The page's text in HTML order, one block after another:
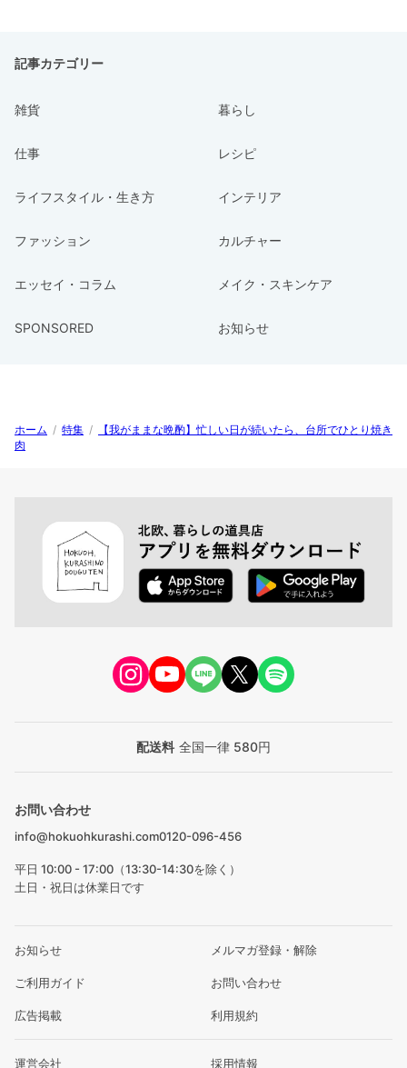
記事カテゴリー
雑貨 暮らし
仕事 レシピ
ライフスタイル・生き方 インテリア
ファッション カルチャー
エッセイ・コラム メイク・スキンケア
SPONSORED お知らせ
ホーム / 特集 /
【我がままな晩酌】忙しい日が続いたら、台所でひとり焼き
肉
配送料 全国一律 580円
お問い合わせ
info@hokuohkurashi.com0120-096-456
平日 10:00 - 17:00（13:30-14:30を除く）
土日・祝日は休業日です
お知らせ メルマガ登録・解除
ご利用ガイド お問い合わせ
広告掲載 利用規約
運営会社 採用情報